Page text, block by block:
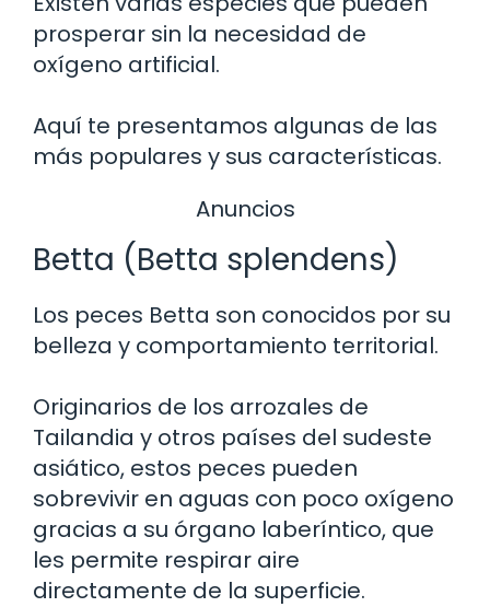
prosperar sin la necesidad de
oxígeno artificial.
Aquí te presentamos algunas de las
más populares y sus características.
Anuncios
Betta (Betta splendens)
Los peces Betta son conocidos por su
belleza y comportamiento territorial.
Originarios de los arrozales de
Tailandia y otros países del sudeste
asiático, estos peces pueden
sobrevivir en aguas con poco oxígeno
gracias a su órgano laberíntico, que
les permite respirar aire
directamente de la superficie.